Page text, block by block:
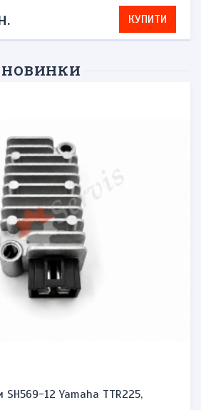
КУПИТИ
НОВИНКИ
SH569-12 Yamaha TTR225,